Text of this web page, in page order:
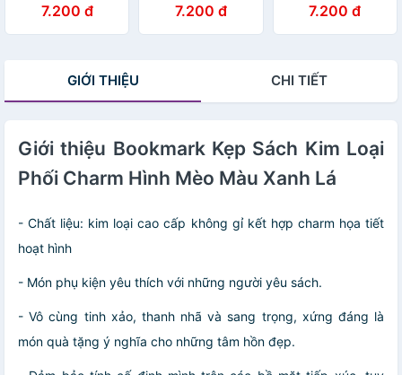
7.200 đ 7.200 đ 7.200 đ
GIỚI THIỆU CHI TIẾT
Giới thiệu Bookmark Kẹp Sách Kim Loại
Phối Charm Hình Mèo Màu Xanh Lá
- Chất liệu: kim loại cao cấp không gỉ kết hợp charm họa tiết
hoạt hình
- Món phụ kiện yêu thích với những người yêu sách.
- Vô cùng tinh xảo, thanh nhã và sang trọng, xứng đáng là
món quà tặng ý nghĩa cho những tâm hồn đẹp.